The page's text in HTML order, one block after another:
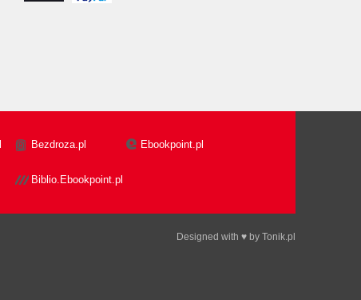
Bezdroza.pl Ebookpoint.pl
Biblio.Ebookpoint.pl
Designed with ♥ by Tonik.pl